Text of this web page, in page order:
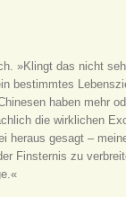
»Klingt das nicht
bestimmtes
haben mehr
die wirklichen
heraus gesagt –
Finsternis zu